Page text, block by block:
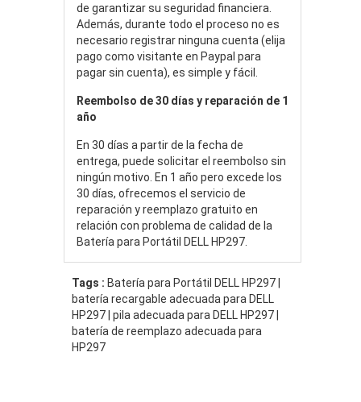
de garantizar su seguridad financiera.
Además, durante todo el proceso no es
necesario registrar ninguna cuenta (elija
pago como visitante en Paypal para
pagar sin cuenta), es simple y fácil.
Reembolso de 30 días y reparación de 1
año
En 30 días a partir de la fecha de
entrega, puede solicitar el reembolso sin
ningún motivo. En 1 año pero excede los
30 días, ofrecemos el servicio de
reparación y reemplazo gratuito en
relación con problema de calidad de la
Batería para Portátil DELL HP297.
Tags : Batería para Portátil DELL HP297 |
batería recargable adecuada para DELL
HP297 | pila adecuada para DELL HP297 |
batería de reemplazo adecuada para
HP297